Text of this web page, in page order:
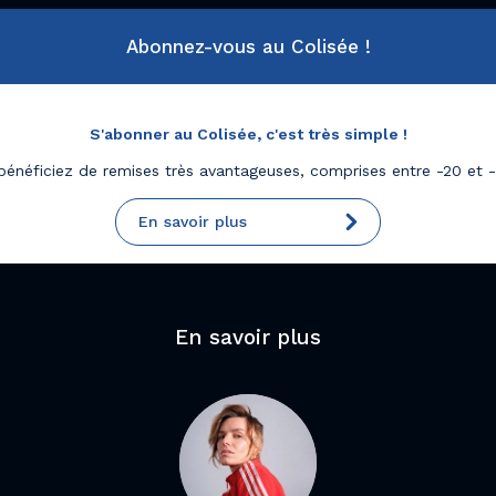
Abonnez-vous au Colisée !
S'abonner au Colisée, c'est très simple !
de remises très avantageuses, comprises entre -20 et
En savoir plus
En savoir plus